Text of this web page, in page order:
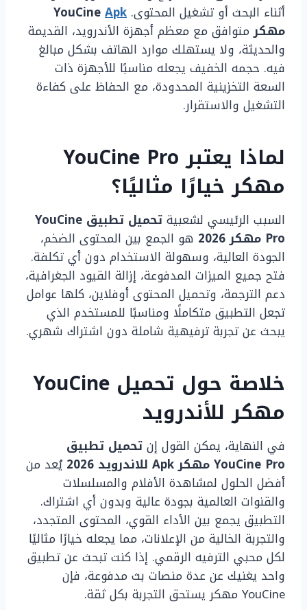
أثناء البحث أو تشغيل المحتوى.
YouCineApk
مهكرمتوافق مع معظم أجهزة الأندرويد، القديمة
والحديثة، ولا يستهلك موارد الهاتف بشكل مبالغ
فيه. حجمه الخفيف يجعله مناسبًا للأجهزة ذات
السعة التخزينية المحدودة، مع الحفاظ على كفاءة
التشغيل والاستقرار.
لماذا يعتبر YouCine Pro
مهكر خيارًا مثاليًا؟
السبب الرئيسي لشعبية
تحميل تطبيق YouCine
Pro مهكر 2026
هو الجمع بين المحتوى الضخم،
الجودة العالية، وسهولة الاستخدام دون أي تكلفة.
فتح جميع الميزات المدفوعة، إزالة القيود الجغرافية،
دعم الترجمة، وتحميل المحتوى أوفلاين، كلها عوامل
تجعل التطبيق متكاملًا ومناسبًا للمستخدم الذي
يبحث عن تجربة ترفيهية شاملة دون اشتراك شهري.
خلاصة حول تحميل YouCine
مهكر للأندرويد
في النهاية، يمكن القول إنتحميل تطبيق
YouCine Pro مهكر Apk للاندرويد 2026
يُعد من
أفضل الحلول لمشاهدة الأفلام والمسلسلات
والقنوات العالمية بجودة عالية وبدون أي اشتراك.
التطبيق يجمع بين الأداء القوي، المحتوى المتجدد،
والتجربة الخالية من الإعلانات، مما يجعله خيارًا مثاليًا
لكل محبي الترفيه الرقمي. إذا كنت تبحث عن تطبيق
واحد يغنيك عن عدة منصات بث مدفوعة، فإن
YouCine مهكر يستحق التجربة بكل ثقة.